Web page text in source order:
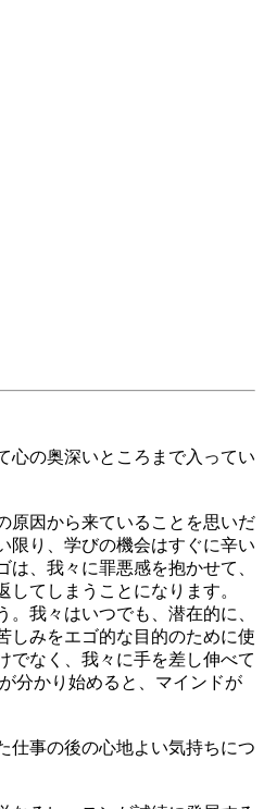
心の奥深いところまで入ってい
原因から来ていることを思いだ
限り、学びの機会はすぐに辛い
、我々に罪悪感を抱かせて、
てしまうことになります。
我々はいつでも、潜在的に、
しみをエゴ的な目的のために使
でなく、我々に手を差し伸べて
分かり始めると、マインドが
仕事の後の心地よい気持ちにつ